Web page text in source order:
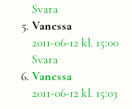
Svara
Vanessa
2011-06-12 kl. 15:00
Svara
Vanessa
2011-06-12 kl. 15:03